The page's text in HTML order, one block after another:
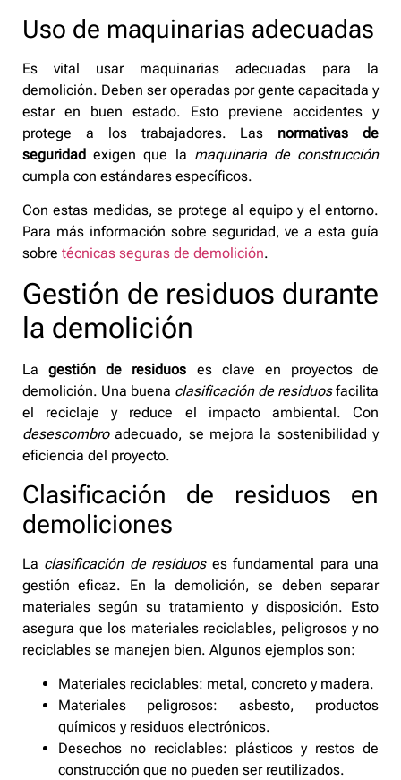
Uso de maquinarias adecuadas
Es vital usar maquinarias adecuadas para la
demolición. Deben ser operadas por gente capacitada y
estar en buen estado. Esto previene accidentes y
protege a los trabajadores. Las normativas de
seguridad exigen que la maquinaria de construcción
cumpla con estándares específicos.
Con estas medidas, se protege al equipo y el entorno.
Para más información sobre seguridad, ve a esta guía
sobre técnicas seguras de demolición.
Gestión de residuos durante
la demolición
Lagestión de residuos es clave en proyectos de
demolición. Una buena clasificación de residuosfacilita
el reciclaje y reduce el impacto ambiental. Con
desescombroadecuado, se mejora la sostenibilidad y
eficiencia del proyecto.
Clasificación de residuos en
demoliciones
La clasificación de residuoses fundamental para una
gestión eficaz. En la demolición, se deben separar
materiales según su tratamiento y disposición. Esto
asegura que los materiales reciclables, peligrosos y no
reciclables se manejen bien. Algunos ejemplos son:
Materiales reciclables: metal, concreto y madera.
Materiales peligrosos: asbesto, productos
químicos y residuos electrónicos.
Desechos no reciclables: plásticos y restos de
construcción que no pueden ser reutilizados.